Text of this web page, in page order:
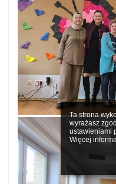
Ta strona
wyrażasz
ustawieniami
Więcej